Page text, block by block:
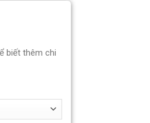
biết thêm chi